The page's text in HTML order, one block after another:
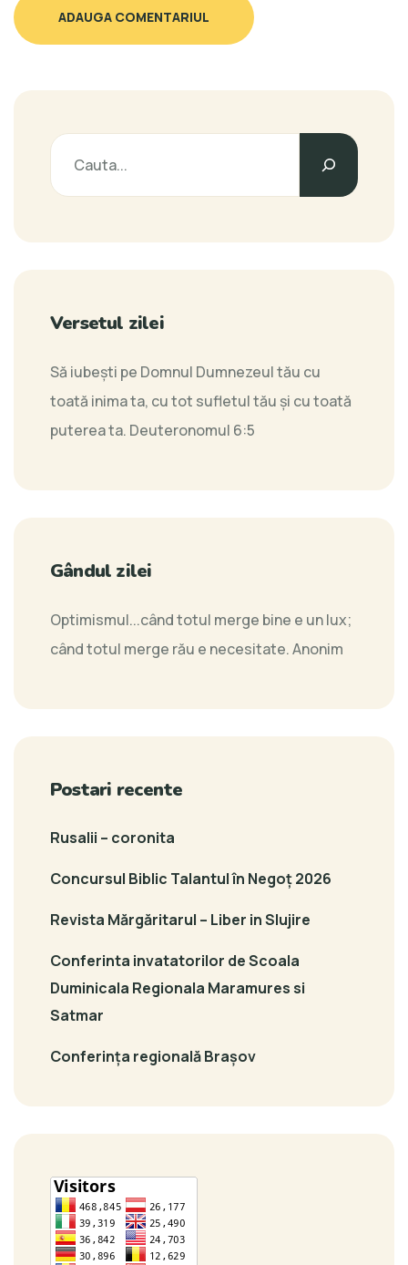
ADAUGA COMENTARIUL
Versetul zilei
Să iubeşti pe Domnul Dumnezeul tău cu
toată inima ta, cu tot sufletul tău şi cu toată
puterea ta. Deuteronomul 6:5
Gândul zilei
Optimismul...când totul merge bine e un lux;
când totul merge rău e necesitate.Anonim
Postari recente
Rusalii – coronita
Concursul Biblic Talantul în Negoț 2026
Revista Mărgăritarul – Liber in Slujire
Conferinta invatatorilor de Scoala
Duminicala Regionala Maramures si
Satmar
Conferința regională Brașov